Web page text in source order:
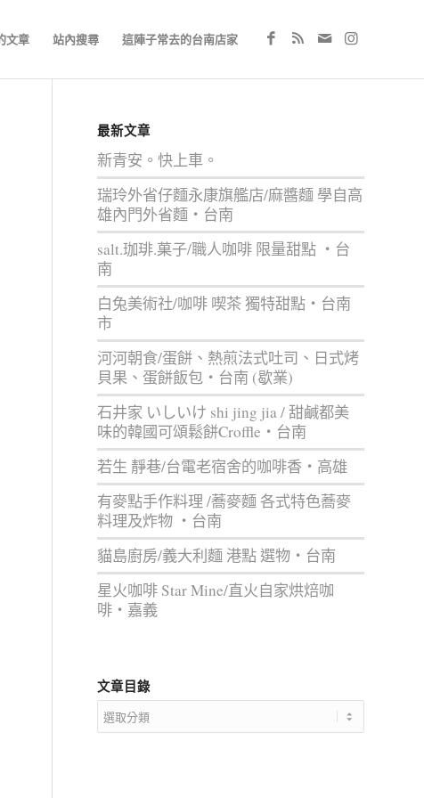
文章 站內搜尋 這陣子常去的台南店家
最新文章
新青安。快上車。
瑞玲外省仔麵永康旗艦店/麻醬麵 學自高
雄內門外省麵‧台南
salt.珈琲.菓子/職人咖啡 限量甜點 ‧台
南
白兔美術社/咖啡 喫茶 獨特甜點‧台南
市
河河朝食/蛋餅、熱煎法式吐司、日式烤
貝果、蛋餅飯包‧台南 (歇業)
石井家 いしいけ shi jing jia / 甜鹹都美
味的韓國可頌鬆餅Croffle‧台南
若生 靜巷/台電老宿舍的咖啡香‧高雄
有麥點手作料理 /蕎麥麵 各式特色蕎麥
料理及炸物 ‧台南
貓島廚房/義大利麵 港點 選物‧台南
星火咖啡 Star Mine/直火自家烘焙咖
啡‧嘉義
文章目錄
文
章